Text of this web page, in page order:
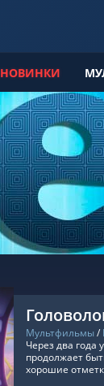
НОВИНКИ
Мультфильмы/
Через два года
продолжает
хорошие